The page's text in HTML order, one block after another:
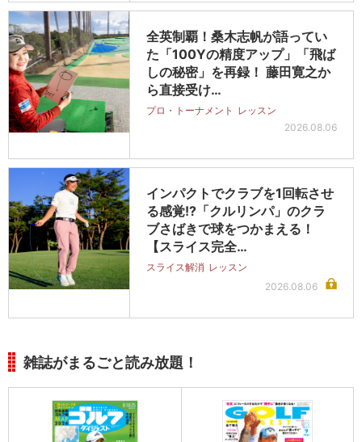
全英制覇！桑木志帆が語ってい
た「100Yの精度アップ」「飛ば
しの秘密」を再録！ 藤田寛之か
ら直接受け…
プロ・トーナメント レッスン
2026.08.06
インパクトでクラブを1回転させ
る感覚!?「クルリンパ」のクラ
ブさばきで球をつかまえる！
【スライス完全…
スライス解消 レッスン
2026.08.06
雑誌がまるごと読み放題！